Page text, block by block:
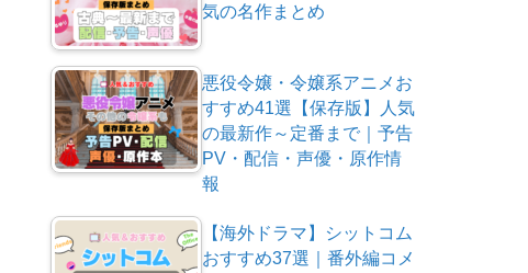
気の名作まとめ
悪役令嬢・令嬢系アニメお
すすめ41選【保存版】人気
の最新作～定番まで｜予告
PV・配信・声優・原作情
報
【海外ドラマ】シットコム
おすすめ37選｜番外編コメ